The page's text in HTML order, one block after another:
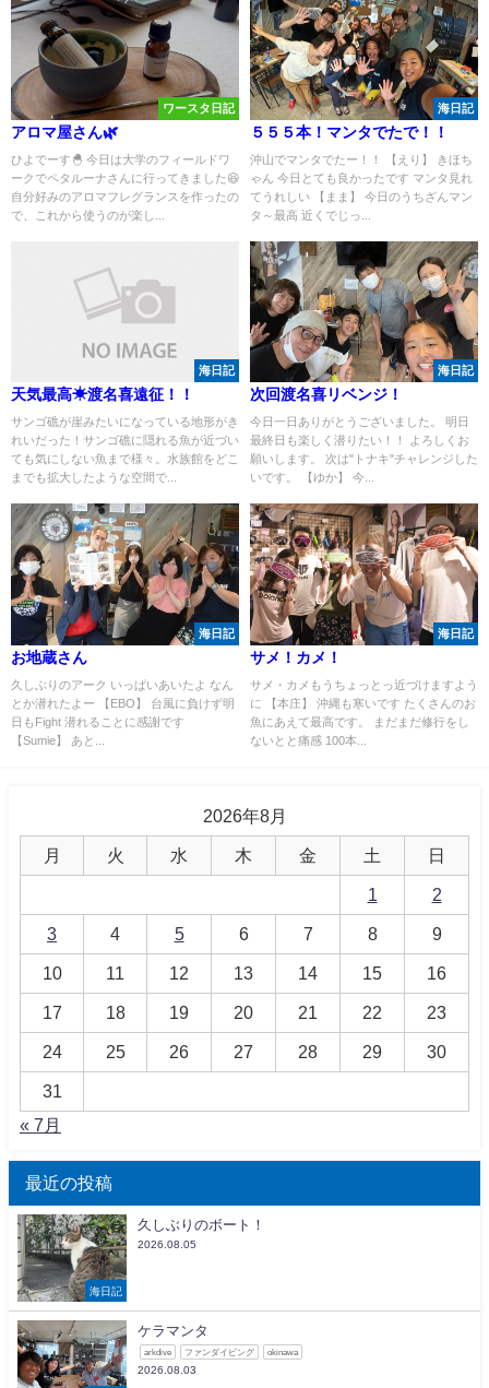
ワースタ日記
アロマ屋さん🌿
ひよでーす🐣 今日は大学のフィールドワ
ークでペタルーナさんに行ってきました😆
自分好みのアロマフレグランスを作ったの
で、これから使うのが楽し...
海日記
５５５本！マンタでたで！！
沖山でマンタでたー！！ 【えり】 きほち
ゃん 今日とても良かったです マンタ見れ
てうれしい 【まま】 今日のうちざんマン
タ～最高 近くでじっ...
海日記
天気最高☀渡名喜遠征！！
サンゴ礁が崖みたいになっている地形がき
れいだった！サンゴ礁に隠れる魚が近づい
ても気にしない魚まで様々。水族館をどこ
までも拡大したような空間で...
海日記
次回渡名喜リベンジ！
今日一日ありがとうございました。 明日
最終日も楽しく潜りたい！！ よろしくお
願いします。 次は"トナキ"チャレンジした
いです。 【ゆか】 今...
海日記
お地蔵さん
久しぶりのアーク いっぱいあいたよ なん
とか潜れたよー 【EBO】 台風に負けず明
日もFight 潜れることに感謝です
【Sumie】 あと...
海日記
サメ！カメ！
サメ・カメもうちょっとっ近づけますよう
に 【本庄】 沖縄も寒いです たくさんのお
魚にあえて最高です。 まだまだ修行をし
ないとと痛感 100本...
2026年8月
月 火 水 木 金 土 日
1 2
3 4 5 6 7 8 9
10 11 12 13 14 15 16
17 18 19 20 21 22 23
24 25 26 27 28 29 30
31
« 7月
最近の投稿
海日記
久しぶりのボート！
2026.08.05
ケラマンタ
arkdive ファンダイビング okinawa
2026.08.03